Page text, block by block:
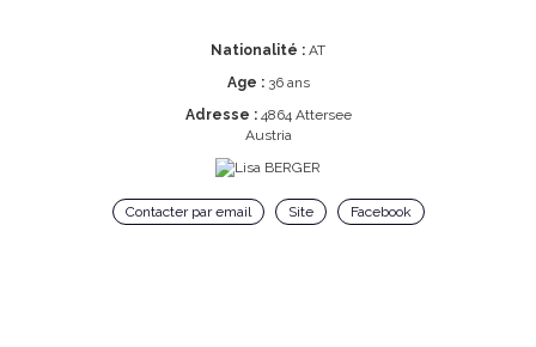
Nationalité : AT
Age :36 ans
Adresse :4864 Attersee
Austria
Contacter par email Site Facebook